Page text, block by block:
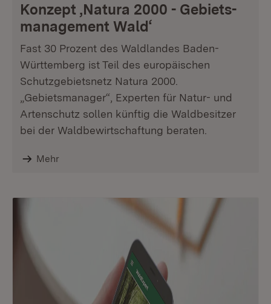
Konzept ‚Natura 2000 - Gebiets­
management Wald‘
Fast 30 Prozent des Waldlandes Baden-
Württemberg ist Teil des europäischen
Schutzgebietsnetz Natura 2000.
„Gebietsmanager“, Experten für Natur- und
Artenschutz sollen künftig die Waldbesitzer
bei der Waldbewirtschaftung beraten.
Mehr